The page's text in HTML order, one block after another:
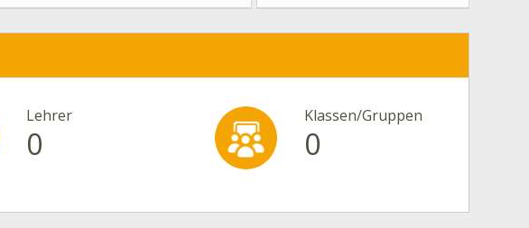
Lehrer
0
Klassen/Gruppen
0